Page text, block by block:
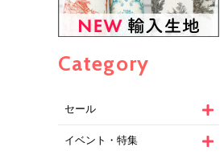
Category
セール
イベント・特集